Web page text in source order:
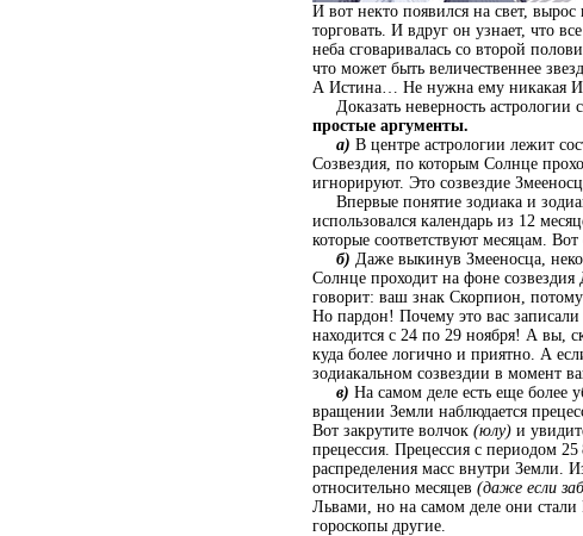
И вот некто появился на свет,
торговать. И вдруг он узнает, что
неба сговаривалась со второй
что может быть величественнее
А Истина… Не нужна ему никакая
Доказать неверность астрологии
простые аргументы.
а) В центре астрологии лежит
Созвездия, по которым Солнце
игнорируют. Это созвездие
Впервые понятие зодиака и
использовался календарь из 12
которые соответствуют месяцам.
б) Даже выкинув Змееносца,
Солнце проходит на фоне
говорит: ваш знак Скорпион,
Но пардон! Почему это вас
находится с 24 по 29 ноября! А вы,
куда более логично и приятно. А
зодиакальном созвездии в момент
в) На самом деле есть еще
вращении Земли наблюдается
Вот закрутите волчок (юлу) и
прецессия. Прецессия с периодом
распределения масс внутри Земли.
относительно месяцев (даже если
Львами, но на самом деле они
гороскопы другие.